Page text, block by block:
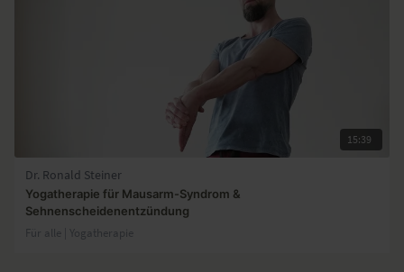
15:39
Dr. Ronald Steiner
Yogatherapie für Mausarm-Syndrom &
Sehnenscheidenentzündung
Für alle | Yogatherapie